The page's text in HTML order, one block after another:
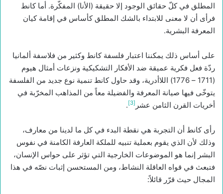
المطلق في كلّ حقائق الوجود إلا حقيقة (الأنا) المفكّرة. أما كانط
فرأى أن لا معنى للابتداء بالشك المطلق كأساس في إقامة كيان
المعرفة البشرية.
على أساس ذلك يمكننا اعتبار فلسفة كانط وكثير من فلاسفة ألمانيا
ردّة فعل فكرية عميقة ضد الأفكار التشكيكية ونزعات أمثال هيوم
(1711 – 1776) اللاأدرية، وقد حاول كانط تنمية نوع جديد من الفلسفة
يتوخّى فيها صيانة المعرفة والفضيلة معاً من المذاهب المخرّبة في
أخريات القرن الثامن عشر [3]
.
رأى كانط أن التجربة هي نقطة البدء في كل ما لدينا من معارف،
وذلك لأن الذي يقوم بعملية تنبيه للملكة العارفة الكامنة في نفوس
البشر إنما هو الموضوعات الخارجية التي تؤثر على حواس الإنسان،
فتبعث في قواه العاقلة النشاط، ومن المستحسن إثبات نصّه في هذا
المجال حيث قرّر قائلاً: